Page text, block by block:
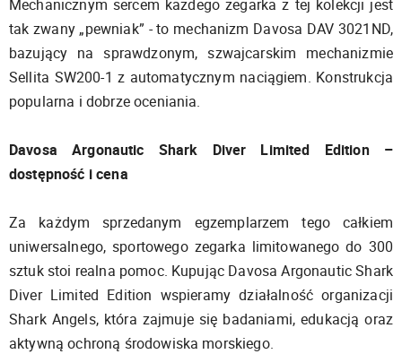
Mechanicznym sercem każdego zegarka z tej kolekcji jest
tak zwany „pewniak” - to mechanizm Davosa DAV 3021ND,
bazujący na sprawdzonym, szwajcarskim mechanizmie
Sellita SW200-1 z automatycznym naciągiem. Konstrukcja
popularna i dobrze oceniania.
Davosa Argonautic Shark Diver Limited Edition –
dostępność i cena
Za każdym sprzedanym egzemplarzem tego całkiem
uniwersalnego, sportowego zegarka limitowanego do 300
sztuk stoi realna pomoc. Kupując Davosa Argonautic Shark
Diver Limited Edition wspieramy działalność organizacji
Shark Angels, która zajmuje się badaniami, edukacją oraz
aktywną ochroną środowiska morskiego.